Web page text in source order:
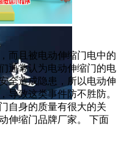
而且被电动伸缩门电中的
通常认为电动伸缩门的电
全造成隐患，所以电动伸
导致这类事件防不胜防。
自身的质量有很大的关
伸缩门品牌厂家。 下面